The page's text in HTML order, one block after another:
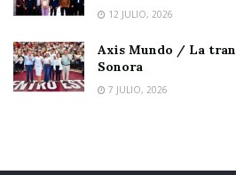
12 JULIO, 2026
Axis Mundo / La
Sonora
7 JULIO, 2026